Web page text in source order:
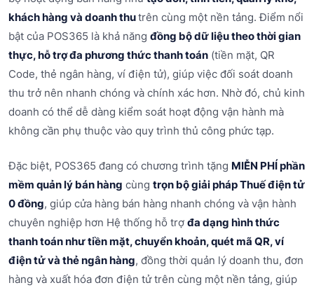
khách hàng và doanh thutrên cùng một nền tảng. Điểm nổi
bật của POS365 là khả năng đồng bộ dữ liệu theo thời gian
thực, hỗ trợ đa phương thức thanh toán (tiền mặt, QR
Code, thẻ ngân hàng, ví điện tử), giúp việc đối soát doanh
thu trở nên nhanh chóng và chính xác hơn. Nhờ đó, chủ kinh
doanh có thể dễ dàng kiểm soát hoạt động vận hành mà
không cần phụ thuộc vào quy trình thủ công phức tạp.
Đặc biệt, POS365 đang có chương trình tặng MIỄN PHÍ phần
mềm quản lý bán hàng cùng trọn bộ giải pháp Thuế điện tử
0 đồng, giúp cửa hàng bán hàng nhanh chóng và vận hành
chuyên nghiệp hơn Hệ thống hỗ trợ đa dạng hình thức
thanh toán như tiền mặt, chuyển khoản, quét mã QR, ví
điện tử và thẻ ngân hàng, đồng thời quản lý doanh thu, đơn
hàng và xuất hóa đơn điện tử trên cùng một nền tảng, giúp